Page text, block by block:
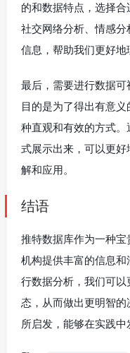
的和数据特点，选择合
社交网络分析、情感
信息，帮助我们更好地
最后，需要进行数据
目的是为了得出有意
种直观和有效的方式
式展示出来，可以更
解和应用。
结语
推特数据库作为一种
机构提供丰富的信息
行数据分析，我们可
态，从而做出更明智
所启发，能够在实践中